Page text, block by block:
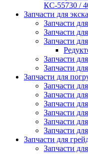
КС-55730 /
Запчасти для
Запчасти
Запчасти
Запчасти
Запчасти
Запчасти
Запчасти для
Запчасти
Запчасти
Запчасти
Запчасти
Запчасти
Запчасти
Запчасти для
Запчасти